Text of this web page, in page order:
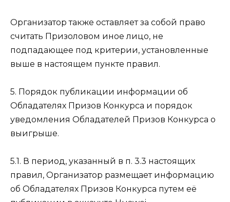
Организатор также оставляет за собой право
считать Призоловом иное лицо, не
подпадающее под критерии, установленные
выше в настоящем пункте правил.
5. Порядок публикации информации об
Обладателях Призов Конкурса и порядок
уведомления Обладателей Призов Конкурса о
выигрыше.
5.1. В период, указанный в п. 3.3 настоящих
правил, Организатор размещает информацию
об Обладателях Призов Конкурса путем её